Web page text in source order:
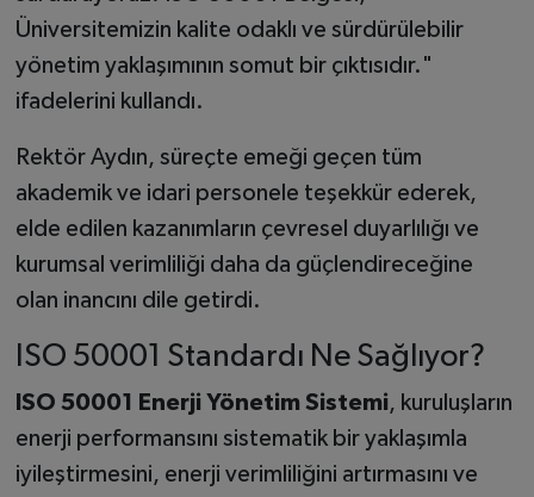
Üniversitemizin kalite odaklı ve sürdürülebilir
yönetim yaklaşımının somut bir çıktısıdır."
ifadelerini kullandı.
Rektör Aydın, süreçte emeği geçen tüm
akademik ve idari personele teşekkür ederek,
elde edilen kazanımların çevresel duyarlılığı ve
kurumsal verimliliği daha da güçlendireceğine
olan inancını dile getirdi.
ISO 50001 Standardı Ne Sağlıyor?
ISO 50001 Enerji Yönetim Sistemi, kuruluşların
enerji performansını sistematik bir yaklaşımla
iyileştirmesini, enerji verimliliğini artırmasını ve